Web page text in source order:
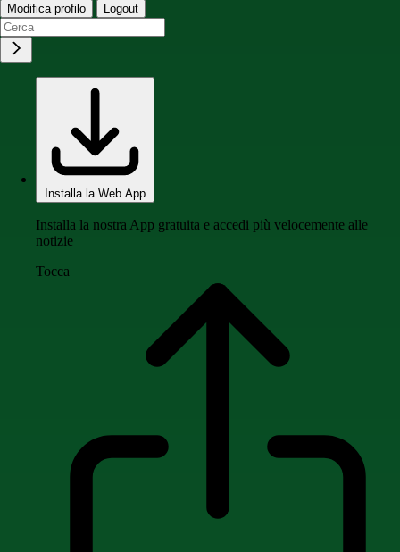
Modifica profilo Logout
Installa la Web App
Installa la nostra App gratuita e accedi più velocemente alle
notizie
Tocca